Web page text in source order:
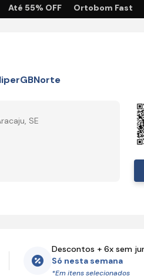
Até 55% OFF Ortobom Fast
SE
Descontos + 6x sem
Só nesta semana
*Em itens selecionados